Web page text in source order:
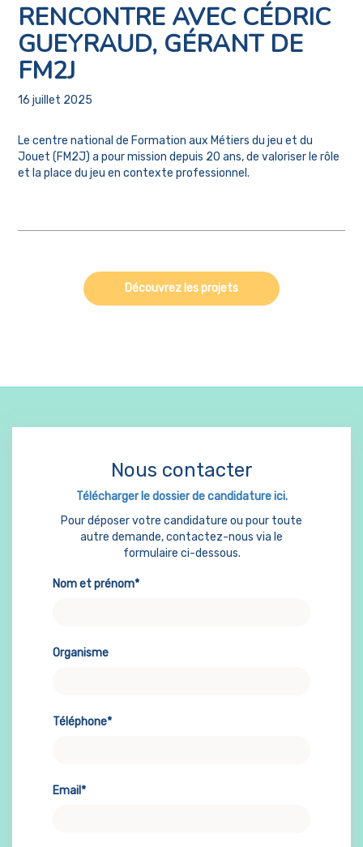
RENCONTRE AVEC CÉDRIC
GUEYRAUD, GÉRANT DE
FM2J
16 juillet 2025
Le centre national de Formation aux Métiers du jeu et du
Jouet (FM2J) a pour mission depuis 20 ans, de valoriser le rôle
et la place du jeu en contexte professionnel.
Découvrez les projets
Nous contacter
Télécharger le dossier de candidature ici.
Pour déposer votre candidature ou pour toute
autre demande, contactez-nous via le
formulaire ci-dessous.
Nom et prénom*
Organisme
Téléphone*
Email*